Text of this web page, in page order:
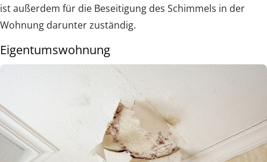
ist außerdem für die Beseitigung des Schimmels in der
Wohnung darunter zuständig.
Eigentumswohnung